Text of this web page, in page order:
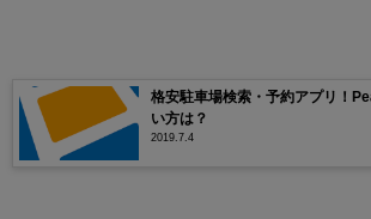
格安駐車場検索・予約アプリ！
い方は？
2019.7.4